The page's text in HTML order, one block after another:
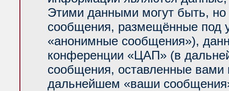
Этими данными могут быть,
сообщения, размещённые под
«анонимные сообщения»),
конференции «ЦАП» (в
сообщения, оставленные вами
дальнейшем «ваши